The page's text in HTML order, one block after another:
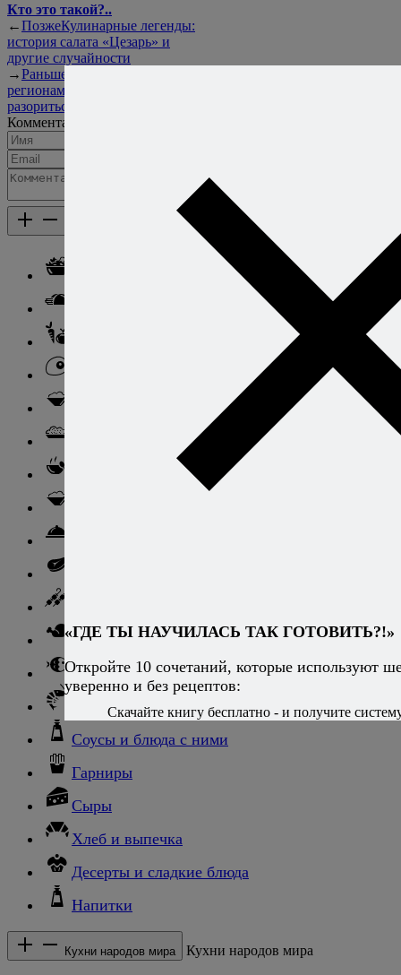
Кто это такой?..
←ПозжеКулинарные легенды:
история салата «Цезарь» и
другие случайности
→Раньше
регионам. Выпить, выжить и не
разориться
Комментарии
Добавить комментарий
Каталог рецептов
Птица и дичь
Рыба
Морепродукты
Соусы и блюда с ними
Гарниры
Сыры
Хлеб и выпечка
Десерты и сладкие блюда
Напитки
Кухни народов мира Кухни народов мира
«ГДЕ ТЫ НАУЧИЛАСЬ ТАК ГОТОВИТЬ?!»
Откройте 10 сочетаний, которые используют
уверенно и без рецептов:
Скачайте книгу бесплатно - и получите